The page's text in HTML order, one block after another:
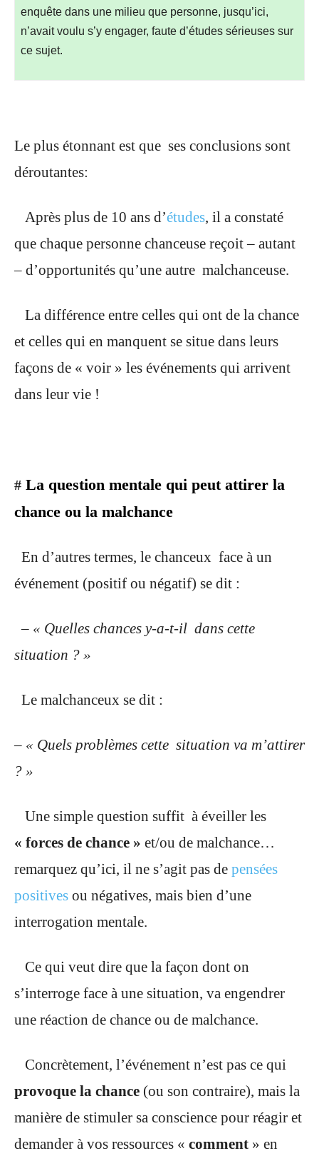
enquête dans une milieu que personne, jusqu’ici,
n’avait voulu s’y engager, faute d’études sérieuses sur
ce sujet.
Le plus étonnant est que ses conclusions sont
déroutantes:
Après plus de 10 ans d’études, il a constaté
que chaque personne chanceuse reçoit – autant
– d’opportunités qu’une autre malchanceuse.
La différence entre celles qui ont de la chance
et celles qui en manquent se situe dans leurs
façons de « voir » les événements qui arrivent
dans leur vie !
# La question mentale qui peut attirer la
chance ou la malchance
En d’autres termes, le chanceux face à un
événement (positif ou négatif) se dit :
– « Quelles chances y-a-t-il dans cette
situation ? »
Le malchanceux se dit :
– « Quels problèmes cette situation va m’attirer
? »
Une simple question suffit à éveiller les
« forces de chance » et/ou de malchance…
remarquez qu’ici, il ne s’agit pas de pensées
positives ou négatives, mais bien d’une
interrogation mentale.
Ce qui veut dire que la façon dont on
s’interroge face à une situation, va engendrer
une réaction de chance ou de malchance.
Concrètement, l’événement n’est pas ce qui
provoque la chance (ou son contraire), mais la
manière de stimuler sa conscience pour réagir et
demander à vos ressources « comment » en